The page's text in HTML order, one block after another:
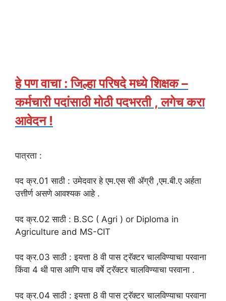
हे पण वाचा : जिल्हा परिषदे मध्ये शिक्षक –
कर्मचारी पदांसाठी मोठी पदभरती , लगेच करा
आवेदन !
पात्रता :
पद क्र.01 साठी : उमेदवार हे एम.एस सी ॲग्री ,एम.बी.ए अर्हता
उत्तीर्ण असणे आवश्यक आहे .
पद क्र.02 साठी : B.SC ( Agri ) or Diploma in
Agriculture and MS-CIT
पद क्र.03 साठी : इयत्ता 8 वी पास ट्रॅक्टर चालविण्याचा परवाना
किंवा 4 थी पास आणि पाच वर्षे ट्रॅक्टर चालविण्याचा परवाना .
पद क्र.04 साठी : इयत्ता 8 वी पास ट्रॅक्टर चालविण्याचा परवाना